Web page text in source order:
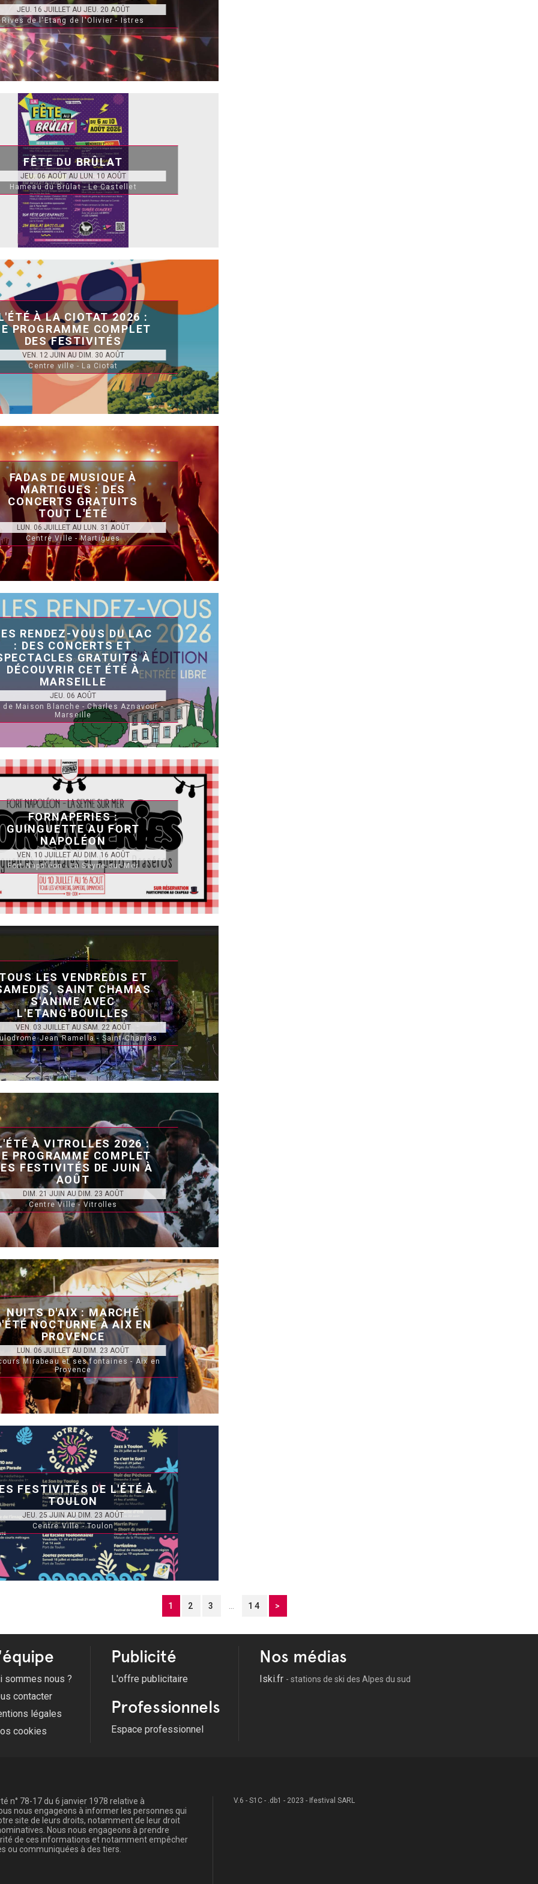
JEU. 16 JUILLET AU JEU. 20 AOÛT
Rives de l'Etang de l'Olivier - Istres
FÊTE DU BRÛLAT
JEU. 06 AOÛT AU LUN. 10 AOÛT
Hameau du Brûlat - Le Castellet
À LA CIOTAT 2026 :
PROGRAMME COMPLET
DES FESTIVITÉS
VEN. 12 JUIN AU DIM. 30 AOÛT
Centre ville - La Ciotat
FADAS DE MUSIQUE À
MARTIGUES : DES
CONCERTS GRATUITS
TOUT L'ÉTÉ
LUN. 06 JUILLET AU LUN. 31 AOÛT
Centre Ville - Martigues
RENDEZ-VOUS DU LAC
: DES CONCERTS ET
GRATUITS À
DÉCOUVRIR CET ÉTÉ À
MARSEILLE
JEU. 06 AOÛT
de Maison Blanche - Charles Aznavour -
Marseille
FORNAPERIES :
GUINGUETTE AU FORT
NAPOLÉON
VEN. 10 JUILLET AU DIM. 16 AOÛT
Fort Napoléon - La Seyne-sur-Mer
LES VENDREDIS ET
SAINT CHAMAS
S'ANIME AVEC
L'ETANG'BOUILLES
VEN. 03 JUILLET AU SAM. 22 AOÛT
Jean Ramella - Saint-Chamas
À VITROLLES 2026 :
PROGRAMME COMPLET
FESTIVITÉS DE JUIN À
AOÛT
DIM. 21 JUIN AU DIM. 23 AOÛT
Centre Ville - Vitrolles
NUITS D'AIX : MARCHÉ
NOCTURNE À AIX EN
PROVENCE
LUN. 06 JUILLET AU DIM. 23 AOÛT
Mirabeau et ses fontaines - Aix en
Provence
FESTIVITÉS DE L'ÉTÉ À
TOULON
JEU. 25 JUIN AU DIM. 23 AOÛT
Centre Ville - Toulon
1 2 3 ... 14 >
sommes nous ?
contacter
légales
cookies
Publicité
L'offre publicitaire
Professionnels
Espace professionnel
Nos médias
Iski.fr - stations de ski des Alpes du sud
n° 78-17 du 6 janvier 1978 relative à
nous engageons à informer les personnes qui
site de leurs droits, notamment de leur droit
Nous nous engageons à prendre
de ces informations et notamment empêcher
ou communiquées à des tiers.
V.6 - S1C - .db1 - 2023 - Ifestival SARL